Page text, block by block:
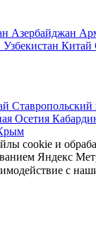
Азербайджан
Узбекистан Китай
Ставропольский
Осетия
cookie и
Яндекс
с